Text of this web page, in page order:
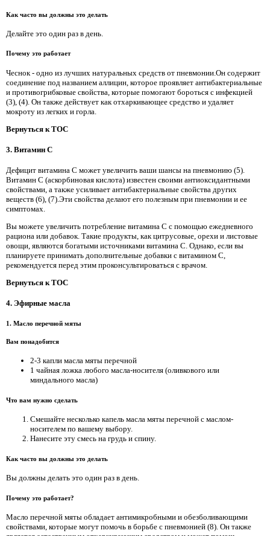
Как часто вы должны это делать
Делайте это один раз в день.
Почему это работает
Чеснок - одно из лучших натуральных средств от пневмонии.Он содержит
соединение под названием аллицин, которое проявляет антибактериальные
и противогрибковые свойства, которые помогают бороться с инфекцией
(3), (4). Он также действует как отхаркивающее средство и удаляет
мокроту из легких и горла.
Вернуться к TOC
3. Витамин C
Дефицит витамина C может увеличить ваши шансы на пневмонию (5).
Витамин С (аскорбиновая кислота) известен своими антиоксидантными
свойствами, а также усиливает антибактериальные свойства других
веществ (6), (7).Эти свойства делают его полезным при пневмонии и ее
симптомах.
Вы можете увеличить потребление витамина С с помощью ежедневного
рациона или добавок. Такие продукты, как цитрусовые, орехи и листовые
овощи, являются богатыми источниками витамина С. Однако, если вы
планируете принимать дополнительные добавки с витамином С,
рекомендуется перед этим проконсультироваться с врачом.
Вернуться к TOC
4. Эфирные масла
1. Масло перечной мяты
Вам понадобится
2-3 капли масла мяты перечной
1 чайная ложка любого масла-носителя (оливкового или
миндального масла)
Что вам нужно сделать
Смешайте несколько капель масла мяты перечной с маслом-
носителем по вашему выбору.
Нанесите эту смесь на грудь и спину.
Как часто вы должны это делать
Вы должны делать это один раз в день.
Почему это работает?
Масло перечной мяты обладает антимикробными и обезболивающими
свойствами, которые могут помочь в борьбе с пневмонией (8). Он также